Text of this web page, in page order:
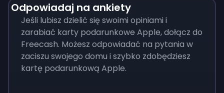
Odpowiadaj na ankiety
Jeśli lubisz dzielić się swoimi opiniami i
zarabiać karty podarunkowe Apple, dołącz do
Freecash. Możesz odpowiadać na pytania w
zaciszu swojego domu i szybko zdobędziesz
kartę podarunkową Apple.